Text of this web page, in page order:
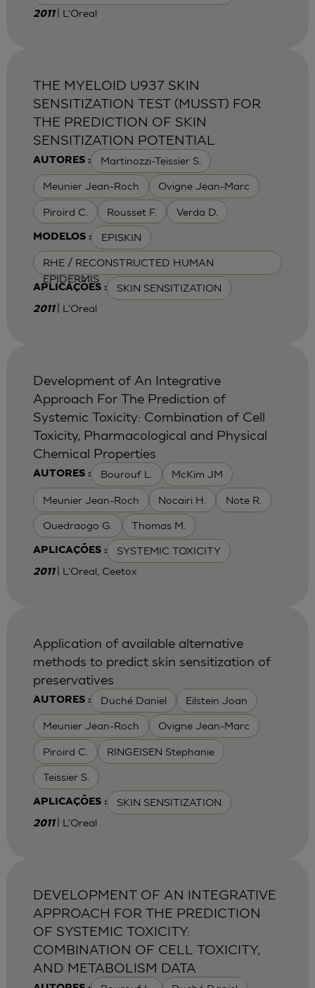
2011 | L'Oreal
AUTORES : Martinozzi-Teissier S.
Meunier Jean-Roch Ovigne Jean-Marc
Piroird C. Rousset F. Verda D.
MODELOS : EPISKIN
RHE / RECONSTRUCTED HUMAN
EPIDERMIS
APLICAÇÕES : SKIN SENSITIZATION
THE MYELOID U937 SKIN
SENSITIZATION TEST (MUSST) FOR
THE PREDICTION OF SKIN
SENSITIZATION POTENTIAL
2011 | L'Oreal
AUTORES : Bourouf L. McKim JM
Meunier Jean-Roch Nocairi H. Note R.
Ouedraogo G. Thomas M.
APLICAÇÕES : SYSTEMIC TOXICITY
Development of An Integrative
Approach For The Prediction of
Systemic Toxicity: Combination of Cell
Toxicity, Pharmacological and Physical
Chemical Properties
2011 | L'Oreal, Ceetox
AUTORES : Duché Daniel Eilstein Joan
Meunier Jean-Roch Ovigne Jean-Marc
Piroird C. RINGEISEN Stephanie
Teissier S.
APLICAÇÕES : SKIN SENSITIZATION
Application of available alternative
methods to predict skin sensitization of
preservatives
2011 | L'Oreal
DEVELOPMENT OF AN INTEGRATIVE
APPROACH FOR THE PREDICTION
OF SYSTEMIC TOXICITY:
COMBINATION OF CELL TOXICITY,
AND METABOLISM DATA